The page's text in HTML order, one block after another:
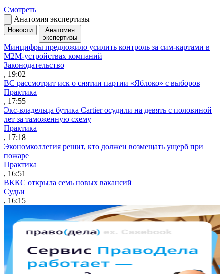
Смотреть
Анатомия экспертизы
Новости
Анатомия
экспертизы
Минцифры предложило усилить контроль за сим-картами в
M2M-устройствах компаний
Законодательство
, 19:02
ВС рассмотрит иск о снятии партии «Яблоко» с выборов
Практика
, 17:55
Экс-владельца бутика Cartier осудили на девять с половиной
лет за таможенную схему
Практика
, 17:18
Экономколлегия решит, кто должен возмещать ущерб при
пожаре
Практика
, 16:51
ВККС открыла семь новых вакансий
Судьи
, 16:15